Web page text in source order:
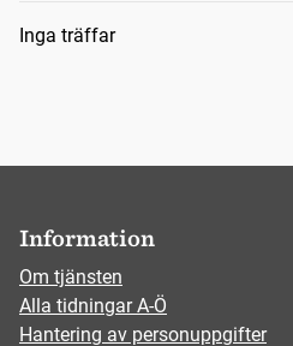
Sökresultat
Inga träffar
Information
Om tjänsten
Alla tidningar A-Ö
Hantering av personuppgifter